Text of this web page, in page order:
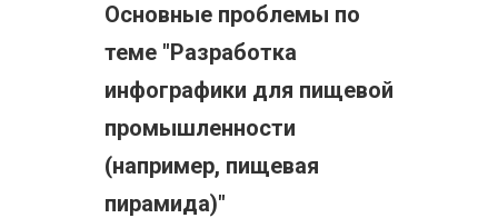
Основные проблемы по
теме "Разработка
инфографики для пищевой
промышленности
(например, пищевая
пирамида)"